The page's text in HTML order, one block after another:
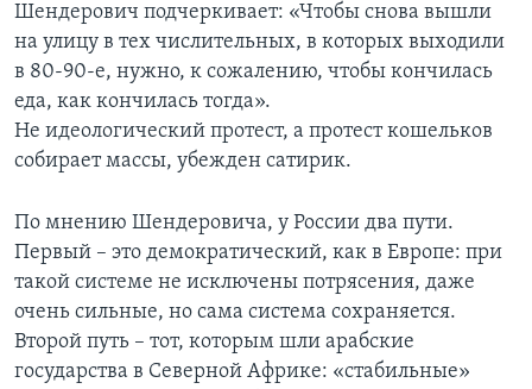
Шендерович подчеркивает: «Чтобы снова вышли
на улицу в тех числительных, в которых выходили
в 80-90-е, нужно, к сожалению, чтобы кончилась
еда, как кончилась тогда».
Не идеологический протест, а протест кошельков
собирает массы, убежден сатирик.
По мнению Шендеровича, у России два пути.
Первый – это демократический, как в Европе: при
такой системе не исключены потрясения, даже
очень сильные, но сама система сохраняется.
Второй путь – тот, которым шли арабские
государства в Северной Африке: «стабильные»